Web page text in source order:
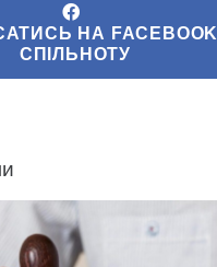
НА FACEBOOK
СПІЛЬНОТУ